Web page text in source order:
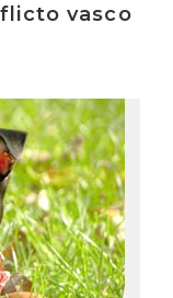
vasco